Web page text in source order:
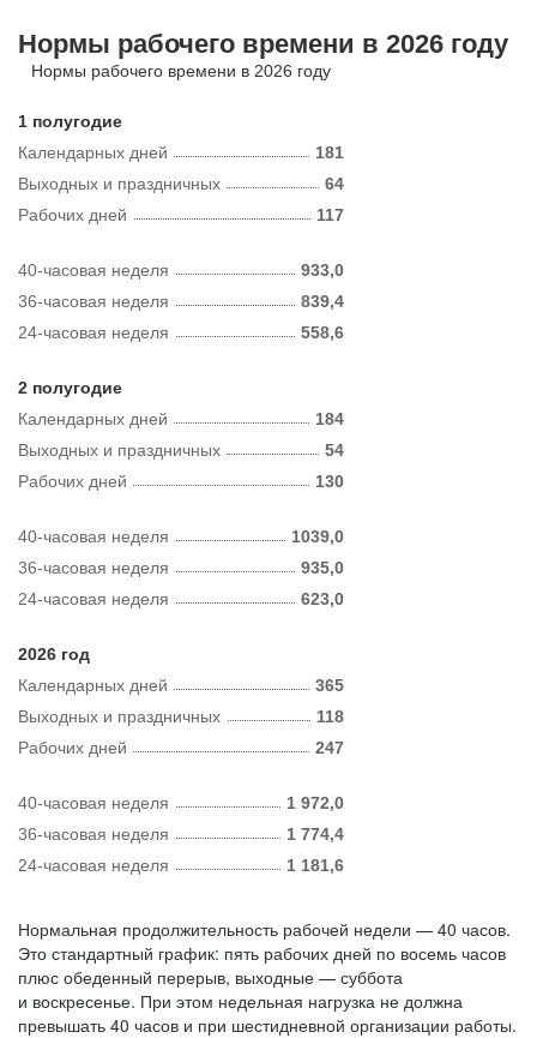
Нормы рабочего времени в 2026 году
Нормы рабочего времени в 2026 году
1 полугодие
Календарных дней
181
Рабочих дней 117
Выходных и праздничных 64
40-часовая неделя
933,0
36-часовая неделя
839,4
24-часовая неделя
558,6
2 полугодие
Календарных дней
184
Рабочих дней 130
Выходных и праздничных 54
40-часовая неделя
1039,0
36-часовая неделя
935,0
24-часовая неделя
623,0
2026 год
Календарных дней
365
Рабочих дней 247
Выходных и праздничных 118
40-часовая неделя
1 972,0
36-часовая неделя
1 774,4
24-часовая неделя
1 181,6
Нормальная продолжительность рабочей недели — 40 часов.
Это стандартный график: пять рабочих дней по восемь часов
плюс обеденный перерыв, выходные — суббота
и воскресенье. При этом недельная нагрузка не должна
превышать 40 часов и при шестидневной организации работы.